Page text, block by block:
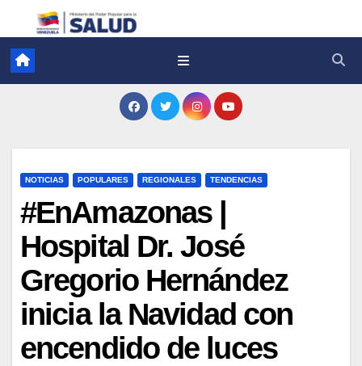
NOTICIAS POPULARES REGIONALES TENDENCIAS
#EnAmazonas |
Hospital Dr. José
Gregorio Hernández
inicia la Navidad con
encendido de luces